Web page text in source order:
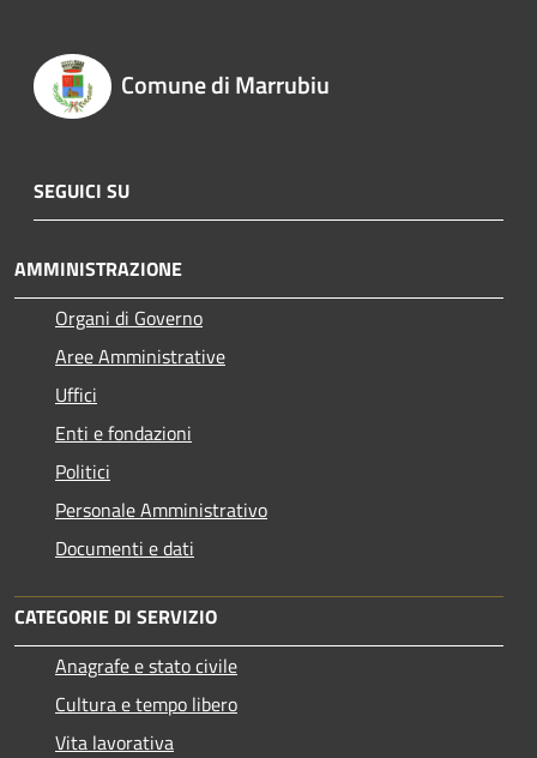
Comune di Marrubiu
SEGUICI SU
AMMINISTRAZIONE
Organi di Governo
Aree Amministrative
Uffici
Enti e fondazioni
Politici
Personale Amministrativo
Documenti e dati
CATEGORIE DI SERVIZIO
Anagrafe e stato civile
Cultura e tempo libero
Vita lavorativa